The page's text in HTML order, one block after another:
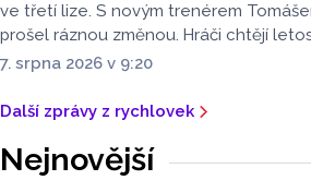
ve třetí lize. S novým trenérem
prošel ráznou změnou. Hráči chtějí
7. srpna 2026 v 9:20
Další zprávy z rychlovek
Nejnovější